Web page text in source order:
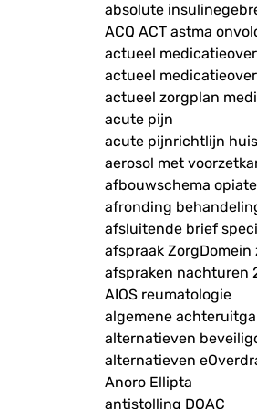
absolute
ACQ ACT astma
actueel
actueel
actueel zorgplan
acute pijn
acute pijnrichtlijn
aerosol met
afbouwschema
afronding
afsluitende brief
afspraak
afspraken nachturen
AIOS reumatologie
algemene
alternatieven
alternatieven
Anoro Ellipta
antistolling DOAC